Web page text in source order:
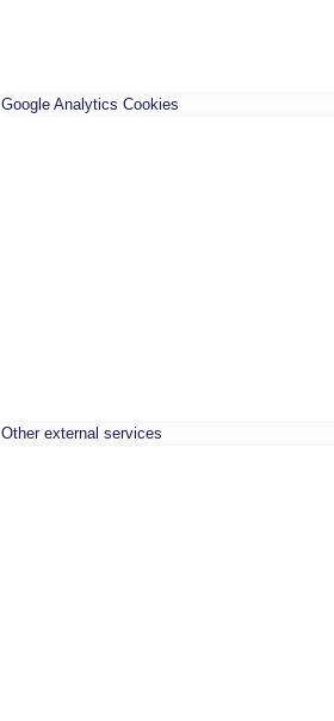
Google Analytics Cookies
Other external services